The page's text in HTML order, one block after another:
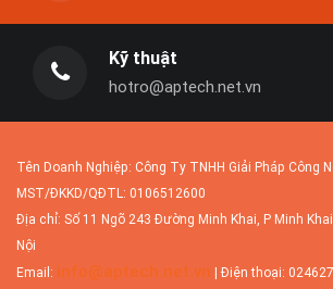
Kỹ thuật
hotro@aptech.net.vn
Tên Doanh Nghiệp: Công Ty TNHH Giải Pháp Công
MST/ĐKKD/QĐTL: 0106512600
Địa chỉ: Số 11 Ngõ 243 Đường Minh Khai, P Minh
Nội
Email: info@aptech.net.vn | Điện thoại: